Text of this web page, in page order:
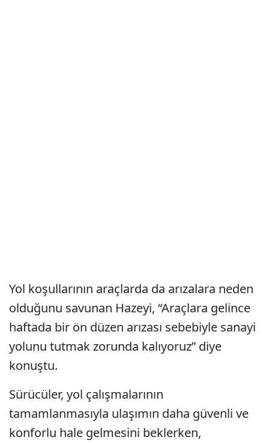
Yol koşullarının araçlarda da arızalara neden
olduğunu savunan Hazeyi, “Araçlara gelince
haftada bir ön düzen arızası sebebiyle sanayi
yolunu tutmak zorunda kalıyoruz” diye
konuştu.
Sürücüler, yol çalışmalarının
tamamlanmasıyla ulaşımın daha güvenli ve
konforlu hale gelmesini beklerken,